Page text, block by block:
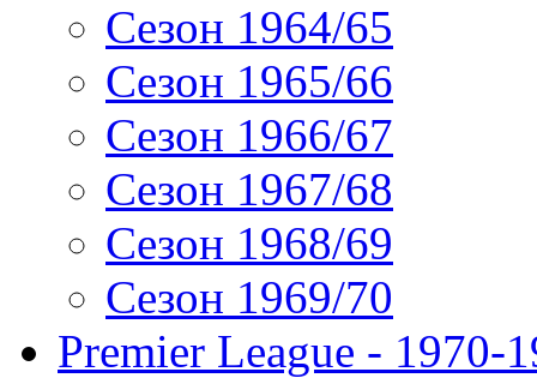
Сезон 1964/65
Сезон 1965/66
Сезон 1966/67
Сезон 1967/68
Сезон 1968/69
Сезон 1969/70
Premier League - 1970-